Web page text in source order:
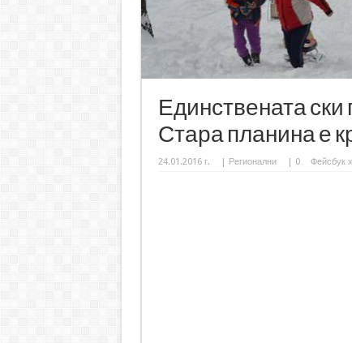
Единствената
Стара планина е
24.01.2016 г. Регионални 0 Фейсбук